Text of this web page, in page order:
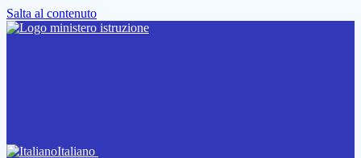
Salta al contenuto
Italiano